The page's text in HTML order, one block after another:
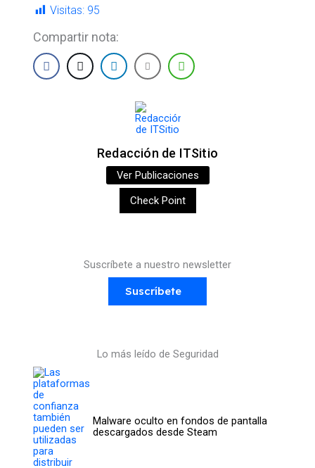
Visitas: 95
Compartir nota:
Redacción de ITSitio
Ver Publicaciones
Check Point
Suscríbete a nuestro newsletter
Suscríbete
Lo más leído de Seguridad
Malware oculto en fondos de pantalla
descargados desde Steam